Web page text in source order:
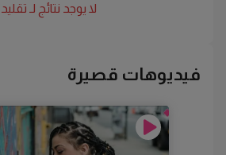
لا يوجد نتائج لـ تقليد
فيديوهات قصيرة